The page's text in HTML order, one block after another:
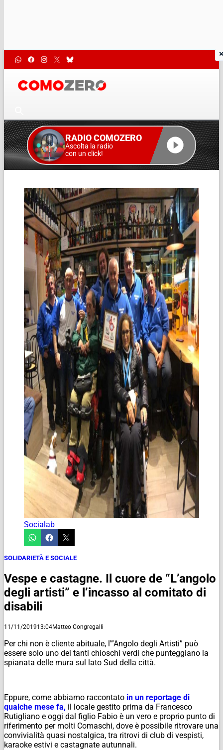
RADIO COMOZERO
Ascolta la radio
con un click!
Socialab
SOLIDARIETÀ E SOCIALE
Vespe e castagne. Il cuore de “L’angolo
degli artisti” e l’incasso al comitato di
disabili
11/11/201913:04Matteo Congregalli
Per chi non è cliente abituale, l'”Angolo degli Artisti” può
essere solo uno dei tanti chioschi verdi che punteggiano la
spianata delle mura sul lato Sud della città.
Eppure, come abbiamo raccontato in un reportage di
qualche mese fa, il locale gestito prima da Francesco
Rutigliano e oggi dal figlio Fabio è un vero e proprio punto di
riferimento per molti Comaschi, dove è possibile ritrovare una
convivialità quasi nostalgica, tra ritrovi di club di vespisti,
karaoke estivi e castagnate autunnali.